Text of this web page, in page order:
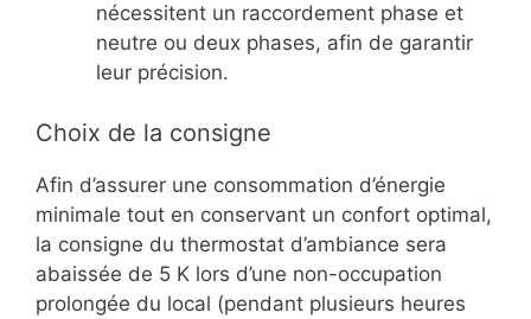
nécessitent un raccordement phase et
neutre ou deux phases, afin de garantir
leur précision.
Choix de la consigne
Afin d’assurer une consommation d’énergie
minimale tout en conservant un confort optimal,
la consigne du thermostat d’ambiance sera
abaissée de 5 K lors d’une non-occupation
prolongée du local (pendant plusieurs heures